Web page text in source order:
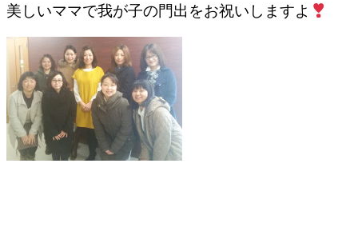
美しいママで我が子の門出をお祝いしますよ